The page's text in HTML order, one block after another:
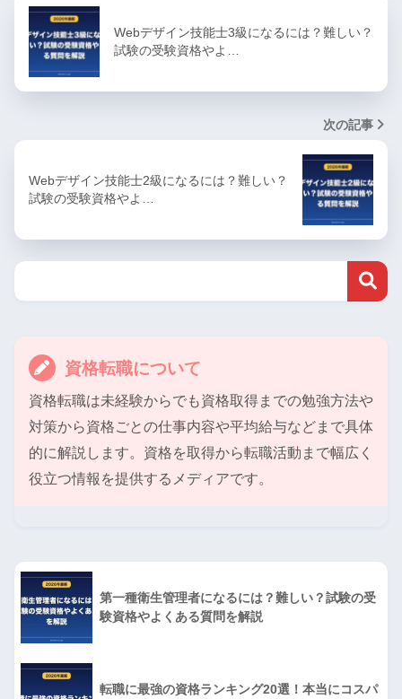
Webデザイン技能士3級になるには？難しい？
試験の受験資格やよ…
次の記事
Webデザイン技能士2級になるには？難しい？
試験の受験資格やよ…
資格転職について
資格転職は未経験からでも資格取得までの勉強方法や
対策から資格ごとの仕事内容や平均給与などまで具体
的に解説します。資格を取得から転職活動まで幅広く
役立つ情報を提供するメディアです。
第一種衛生管理者になるには？難しい？試験の受
験資格やよくある質問を解説
転職に最強の資格ランキング20選！本当にコスパ